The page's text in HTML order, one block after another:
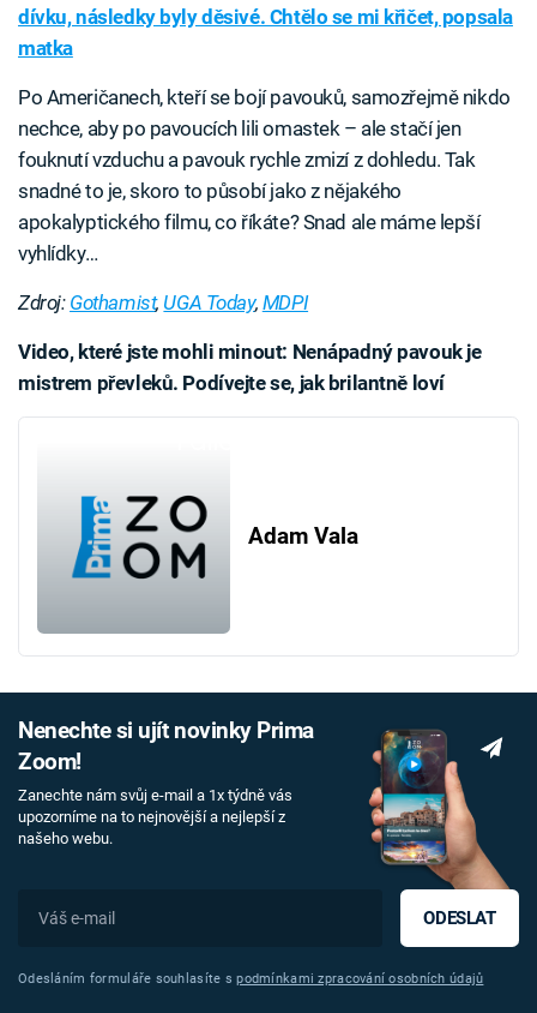
dívku, následky byly děsivé. Chtělo se mi křičet, popsala
matka
Po Američanech, kteří se bojí pavouků, samozřejmě nikdo
nechce, aby po pavoucích lili omastek – ale stačí jen
fouknutí vzduchu a pavouk rychle zmizí z dohledu. Tak
snadné to je, skoro to působí jako z nějakého
apokalyptického filmu, co říkáte? Snad ale máme lepší
vyhlídky…
Zdroj: Gothamist, UGA Today, MDPI
Video, které jste mohli minout: Nenápadný pavouk je
mistrem převleků. Podívejte se, jak brilantně loví
Adam Vala
Nenechte si ujít novinky Prima
Zoom!
Zanechte nám svůj e-mail a 1x týdně vás
upozorníme na to nejnovější a nejlepší z
našeho webu.
ODESLAT
Odesláním formuláře souhlasíte spodmínkami zpracování osobních údajů